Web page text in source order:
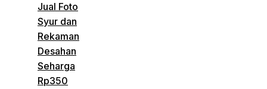
Jual Foto
Syur dan
Rekaman
Desahan
Seharga
Rp350